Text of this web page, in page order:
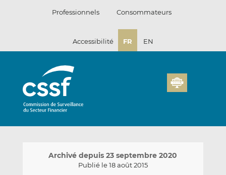
Professionnels Consommateurs
Accessibilité FR EN
Archivé depuis 23 septembre 2020
Publié le 18 août 2015